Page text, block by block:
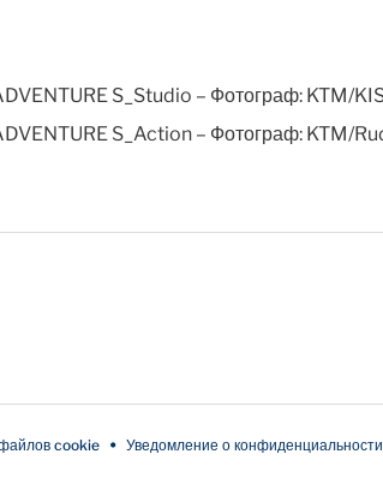
S_Studio – Фотограф: KTM/
S_Action – Фотограф: KTM/
cookie Уведомление о конфиденциальности